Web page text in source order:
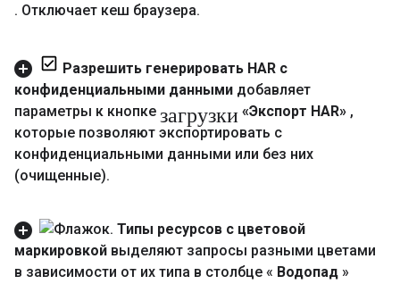
. Отключает кеш браузера.
Разрешить генерировать HAR с
конфиденциальными данными добавляет
параметры к кнопке загрузки «Экспорт HAR» ,
которые позволяют экспортировать с
конфиденциальными данными или без них
(очищенные).
Типы ресурсов с цветовой
маркировкой выделяют запросы разными цветами
в зависимости от их типа в столбце « Водопад »